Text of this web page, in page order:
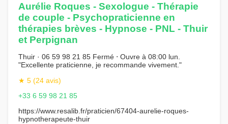
Aurélie Roques - Sexologue - Thérapie
de couple - Psychopraticienne en
thérapies brèves - Hypnose - PNL - Thuir
et Perpignan
Thuir · 06 59 98 21 85 Fermé ⋅ Ouvre à 08:00 lun.
"Excellente praticienne, je recommande vivement."
★ 5 (24 avis)
+33 6 59 98 21 85
https://www.resalib.fr/praticien/67404-aurelie-roques-
hypnotherapeute-thuir